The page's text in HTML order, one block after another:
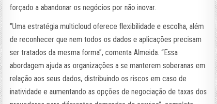
forçado a abandonar os negócios por não inovar.
“Uma estratégia multicloud oferece flexibilidade e escolha, além
de reconhecer que nem todos os dados e aplicações precisam
ser tratados da mesma forma”, comenta Almeida. “Essa
abordagem ajuda as organizações a se manterem soberanas em
relação aos seus dados, distribuindo os riscos em caso de
inatividade e aumentando as opções de negociação de taxas dos